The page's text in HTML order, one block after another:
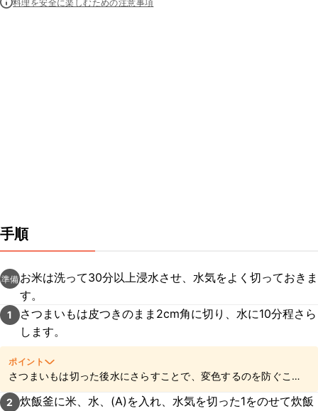
料理を安全に楽しむための注意事項
手順
準備 お米は洗って30分以上浸水させ、水気をよく切っておきま
す。
1
さつまいもは皮つきのまま2cm角に切り、水に10分程さら
します。
ポイント
さつまいもは切った後水にさらすことで、変色するのを防ぐこと
ができますよ。
2
炊飯釜に米、水、(A)を入れ、水気を切った1をのせて炊飯